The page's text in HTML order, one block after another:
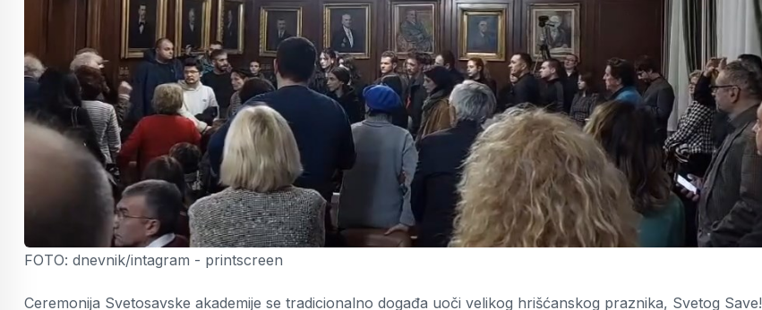
FOTO: dnevnik/intagram - printscreen
Ceremonija Svetosavske akademije se tradicionalno događa uoči velikog hrišćanskog praznika, Svetog Save!